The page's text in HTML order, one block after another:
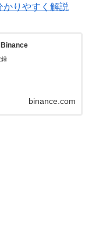
かりやすく解説
Binance
録
binance.com